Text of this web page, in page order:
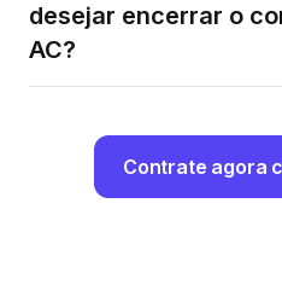
desejar encerrar o
AC?
Contrate agora